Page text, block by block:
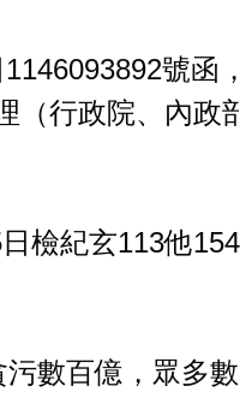
號函
（行政院、內政
檢紀玄113他
污數百億，眾多